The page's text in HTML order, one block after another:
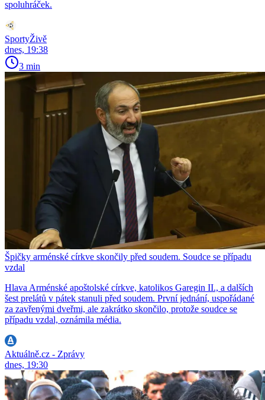
spoluhráček.
SportyŽivě
dnes, 19:38
3 min
Špičky arménské církve skončily před soudem. Soudce se případu
vzdal
Hlava Arménské apoštolské církve, katolikos Garegin II., a dalších
šest prelátů v pátek stanuli před soudem. První jednání, uspořádané
za zavřenými dveřmi, ale zakrátko skončilo, protože soudce se
případu vzdal, oznámila média.
Aktuálně.cz - Zprávy
dnes, 19:30